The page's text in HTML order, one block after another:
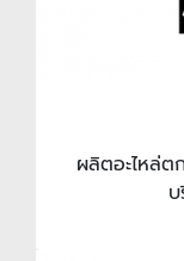
ผลิตอะไหล่ต